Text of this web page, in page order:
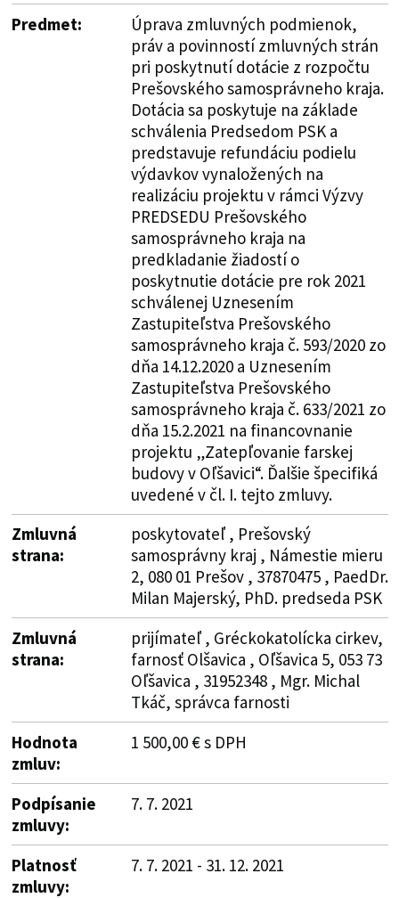
Predmet:
Úprava zmluvných podmienok,
práv a povinností zmluvných strán
pri poskytnutí dotácie z rozpočtu
Prešovského samosprávneho kraja.
Dotácia sa poskytuje na základe
schválenia Predsedom PSK a
predstavuje refundáciu podielu
výdavkov vynaložených na
realizáciu projektu v rámci Výzvy
PREDSEDU Prešovského
samosprávneho kraja na
predkladanie žiadostí o
poskytnutie dotácie pre rok 2021
schválenej Uznesením
Zastupiteľstva Prešovského
samosprávneho kraja č. 593/2020 zo
dňa 14.12.2020 a Uznesením
Zastupiteľstva Prešovského
samosprávneho kraja č. 633/2021 zo
dňa 15.2.2021 na financovnanie
projektu „Zatepľovanie farskej
budovy v Oľšavici“. Ďalšie špecifiká
uvedené v čl. I. tejto zmluvy.
Zmluvná
strana:
poskytovateľ , Prešovský
samosprávny kraj , Námestie mieru
2, 080 01 Prešov , 37870475 , PaedDr.
Milan Majerský, PhD. predseda PSK
Zmluvná
strana:
prijímateľ , Gréckokatolícka cirkev,
farnosť Olšavica , Oľšavica 5, 053 73
Oľšavica , 31952348 , Mgr. Michal
Tkáč, správca farnosti
Hodnota
zmluv:
1 500,00 € s DPH
Podpísanie
zmluvy:
7. 7. 2021
Platnosť
zmluvy:
7. 7. 2021 - 31. 12. 2021